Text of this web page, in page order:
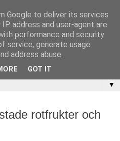
▼
rotfrukter och
Google to deliver its services
address and user-agent are
performance and security
service, generate usage
address abuse.
GOT IT